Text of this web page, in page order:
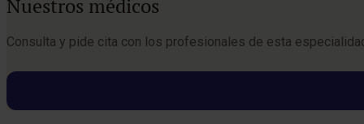
Nuestros médicos
Consulta y pide cita con los profesionales de esta